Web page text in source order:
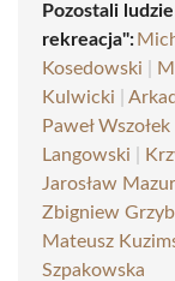
Pozostali
rekreacja":
Kosedowski
Kulwicki
Paweł Wszołek
Langowski
Jarosław
Zbigniew
Mateusz
Szpakowska